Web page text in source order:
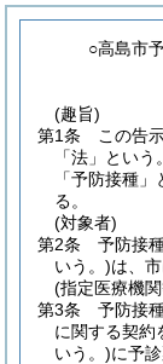
○高島市
(趣旨)
第1条
この告
「法」という
「予防接種
る。
(対象者)
第2条
予防接
いう。)は、
(指定医療機
第3条
予防接
に関する契約
いう。)に予